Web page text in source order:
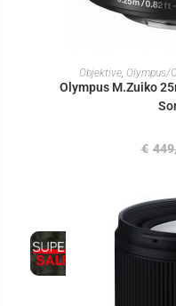
IN
Objektive, Olympus/
Olympus M.Zuiko
€